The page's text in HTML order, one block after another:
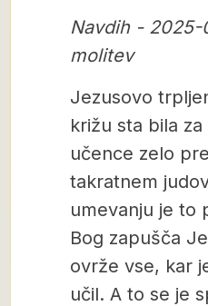
Navdih - 2025-
molitev
Jezusovo
križu sta bila
učence zelo
takratnem
umevanju je to
Bog zapušča
ovrže vse, kar
učil. A to se je